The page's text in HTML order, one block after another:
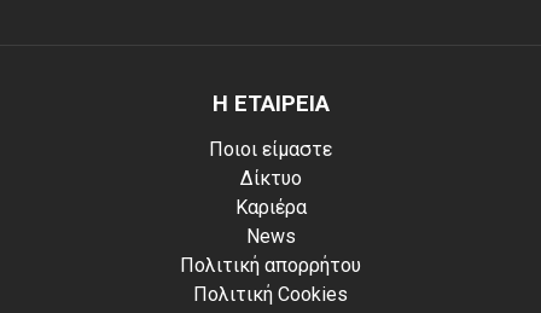
Η ΕΤΑΙΡΕΙΑ
Ποιοι είμαστε
Δίκτυο
Καριέρα
News
Πολιτική απορρήτου
Πολιτική Cookies